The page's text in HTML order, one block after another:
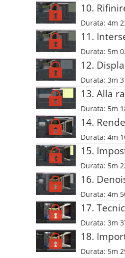
10.
Durata: 4m
11.
Durata: 5m
12.
Durata: 3m
13. Alla
Durata: 5m
14.
Durata: 4m
15.
Durata: 5m
16.
Durata: 4m
17.
Durata: 3m
18.
Durata: 5m